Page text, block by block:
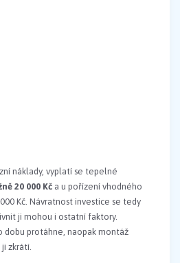
náklady, vyplatí se tepelné
20 000 Kča u pořízení vhodného
Kč. Návratnost investice se tedy
ji mohou i ostatní faktory.
dobu protáhne, naopak montáž
zkrátí.